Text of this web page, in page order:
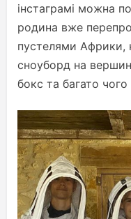
інстаграмі можна
родина вже
пустелями Африки,
сноуборд на
бокс та багато